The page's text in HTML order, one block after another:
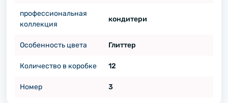
профессиональная
коллекция
кондитери
Особенность цвета Глиттер
Количество в коробке 12
Номер 3